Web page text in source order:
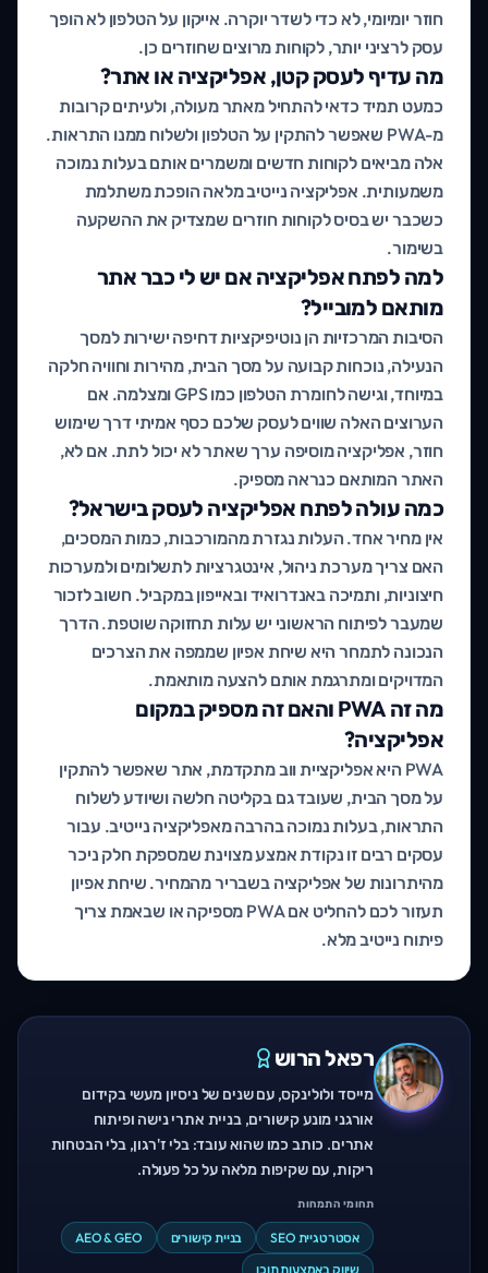
חוזר יומיומי, לא כדי לשדר יוקרה. אייקון על הטלפון לא הופך
עסק לרציני יותר, לקוחות מרוצים שחוזרים כן.
מה עדיף לעסק קטן, אפליקציה או אתר?
כמעט תמיד כדאי להתחיל מאתר מעולה, ולעיתים קרובות
מ-PWA שאפשר להתקין על הטלפון ולשלוח ממנו התראות.
אלה מביאים לקוחות חדשים ומשמרים אותם בעלות נמוכה
משמעותית. אפליקציה נייטיב מלאה הופכת משתלמת
כשכבר יש בסיס לקוחות חוזרים שמצדיק את ההשקעה
בשימור.
למה לפתח אפליקציה אם יש לי כבר אתר
מותאם למובייל?
הסיבות המרכזיות הן נוטיפיקציות דחיפה ישירות למסך
הנעילה, נוכחות קבועה על מסך הבית, מהירות וחוויה חלקה
במיוחד, וגישה לחומרת הטלפון כמו GPS ומצלמה. אם
הערוצים האלה שווים לעסק שלכם כסף אמיתי דרך שימוש
חוזר, אפליקציה מוסיפה ערך שאתר לא יכול לתת. אם לא,
האתר המותאם כנראה מספיק.
כמה עולה לפתח אפליקציה לעסק בישראל?
אין מחיר אחד. העלות נגזרת מהמורכבות, כמות המסכים,
האם צריך מערכת ניהול, אינטגרציות לתשלומים ולמערכות
חיצוניות, ותמיכה באנדרואיד ובאייפון במקביל. חשוב לזכור
שמעבר לפיתוח הראשוני יש עלות תחזוקה שוטפת. הדרך
הנכונה לתמחר היא שיחת אפיון שממפה את הצרכים
המדויקים ומתרגמת אותם להצעה מותאמת.
מה זה PWA והאם זה מספיק במקום
אפליקציה?
PWA היא אפליקציית ווב מתקדמת, אתר שאפשר להתקין
על מסך הבית, שעובד גם בקליטה חלשה ושיודע לשלוח
התראות, בעלות נמוכה בהרבה מאפליקציה נייטיב. עבור
עסקים רבים זו נקודת אמצע מצוינת שמספקת חלק ניכר
מהיתרונות של אפליקציה בשבריר מהמחיר. שיחת אפיון
תעזור לכם להחליט אם PWA מספיקה או שבאמת צריך
פיתוח נייטיב מלא.
רפאל הרוש
מייסד ולולינקס, עם שנים של ניסיון מעשי בקידום
אורגני מונע קישורים, בניית אתרי נישה ופיתוח
אתרים. כותב כמו שהוא עובד: בלי ז'רגון, בלי הבטחות
ריקות, עם שקיפות מלאה על כל פעולה.
תחומי התמחות
אסטרטגיית SEO בניית קישורים
AEO & GEO
שיווק באמצעות תוכן